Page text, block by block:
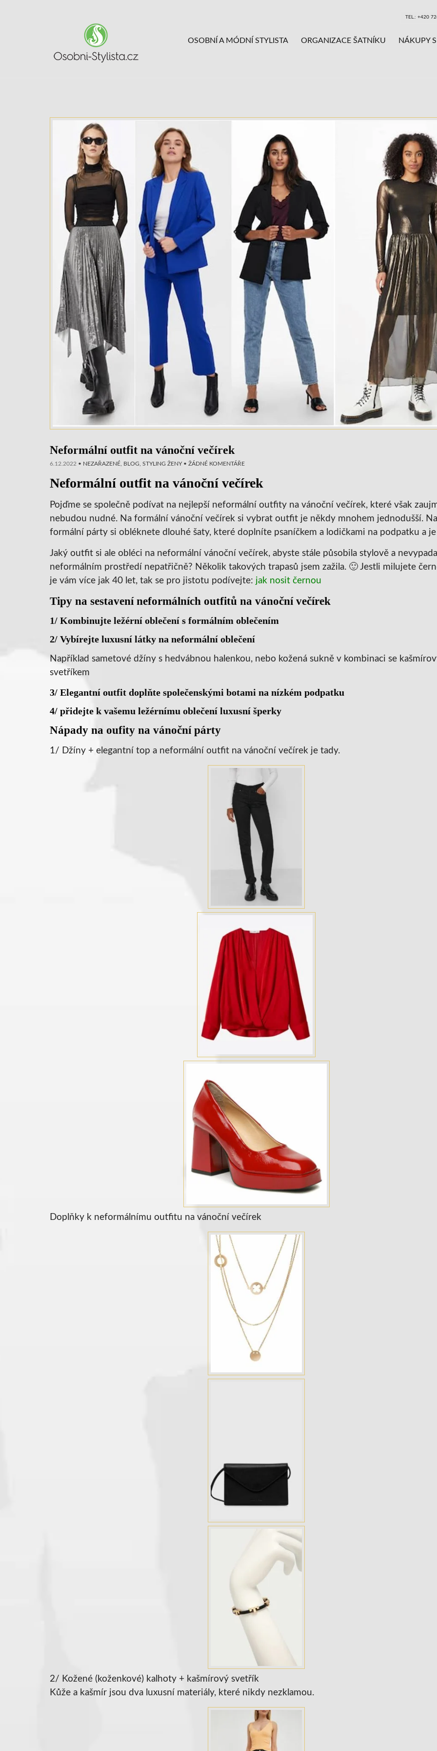
TEL.: +420
OSOBNÍ A MÓDNÍ STYLISTA ORGANIZACE ŠATNÍKU NÁKUPY
Neformální outfit na vánoční večírek
6.12.2022 • NEZAŘAZENÉ BLOG STYLING ŽENY• ŽÁDNÉ KOMENTÁŘE
Neformální outfit na vánoční večírek
Pojďme se společně podívat na nejlepší neformální outfity na vánoční večírek, které však
nebudou nudné. Na formální vánoční večírek si vybrat outfit je někdy mnohem jednodušší. Na
formální párty si obléknete dlouhé šaty, které doplníte psaníčkem a lodičkami na podpatku a
Jaký outfit si ale obléci na neformální vánoční večírek, abyste stále působila stylově a
neformálním prostředí nepatřičně? Několik takových trapasů jsem zažila. 🙂 Jestli milujete
je vám více jak 40 let, tak se pro jistotu podívejte: jak nosit černou
Tipy na sestavení neformálních outfitů na vánoční večírek
1/ Kombinujte ležérní oblečení s formálním oblečením
2/ Vybírejte luxusní látky na neformální oblečení
Například sametové džíny s hedvábnou halenkou, nebo kožená sukně v kombinaci se
svetříkem
3/ Elegantní outfit doplňte společenskými botami na nízkém podpatku
4/ přidejte k vašemu ležérnímu oblečení luxusní šperky
Nápady na oufity na vánoční párty
1/ Džíny + elegantní top a neformální outfit na vánoční večírek je tady.
Doplňky k neformálnímu outfitu na vánoční večírek
2/ Kožené (koženkové) kalhoty + kašmírový svetřík
Kůže a kašmír jsou dva luxusní materiály, které nikdy nezklamou.